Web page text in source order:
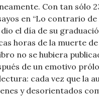
Con tan
en “Lo contrario
el día de su
horas de la muerte
no se hubiera
de un emotivo
cada vez que la
y desorientados